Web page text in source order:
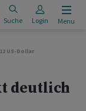
Suche Login Menu
US-Dollar
deutlich